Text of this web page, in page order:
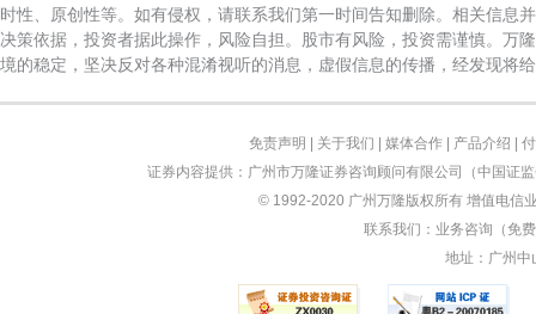
时性、原创性等。如有侵权，请联系我们第一时间告知删除。相关信息
决策依据，投资者据此操作，风险自担。股市有风险，投资需谨慎。万
境的稳定，坚决反对各种混淆视听的消息，虚假信息的传播，经发现将
免责声明 关于我们 媒体合作| 产品介绍
证券内容提供：广州市万隆证券咨询顾问有限公司（中国证
© 1992-2020 广州万隆版权所有 增值电信
联系我们：业务咨询（免
地址：广州中